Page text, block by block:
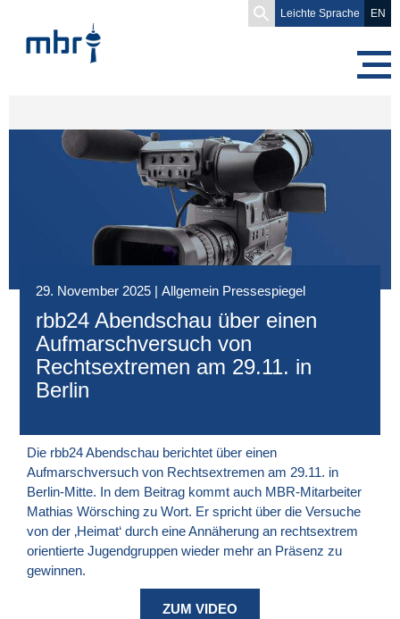
Search
for:
Leichte Sprache EN
29. November 2025 |Allgemein Pressespiegel
rbb24 Abendschau über einen
Aufmarschversuch von
Rechtsextremen am 29.11. in
Berlin
Die rbb24 Abendschau berichtet über einen
Aufmarschversuch von Rechtsextremen am 29.11. in
Berlin-Mitte. In dem Beitrag kommt auch MBR-Mitarbeiter
Mathias Wörsching zu Wort. Er spricht über die Versuche
von der ‚Heimat‘ durch eine Annäherung an rechtsextrem
orientierte Jugendgruppen wieder mehr an Präsenz zu
gewinnen.
ZUM VIDEO